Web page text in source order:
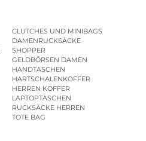
CLUTCHES UND MINIBAGS
DAMENRUCKSÄCKE
SHOPPER
GELDBÖRSEN DAMEN
HANDTASCHEN
HARTSCHALENKOFFER
HERREN KOFFER
LAPTOPTASCHEN
RUCKSÄCKE HERREN
TOTE BAG